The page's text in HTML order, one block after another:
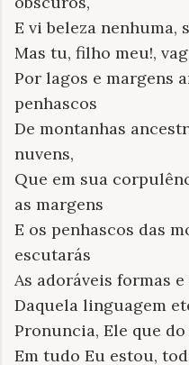
E vi beleza nenhuma,
Mas tu, filho meu!,
Por lagos e margens
penhascos
De montanhas
nuvens,
Que em sua
as margens
E os penhascos das
escutarás
As adoráveis formas
Daquela linguagem
Pronuncia, Ele que
Em tudo Eu estou,